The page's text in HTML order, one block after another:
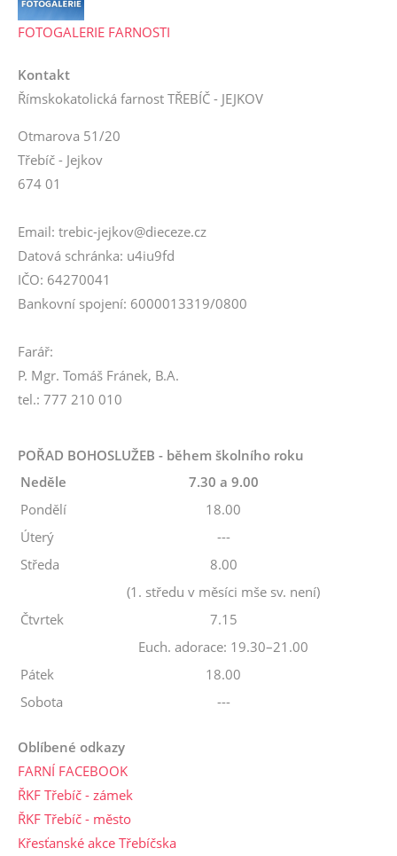
FOTOGALERIE FARNOSTI
Kontakt
Římskokatolická farnost TŘEBÍČ - JEJKOV
Otmarova 51/20
Třebíč - Jejkov
674 01
Email: trebic-jejkov@dieceze.cz
Datová schránka: u4iu9fd
IČO: 64270041
Bankovní spojení: 6000013319/0800
Farář:
P. Mgr. Tomáš Fránek, B.A.
tel.: 777 210 010
POŘAD BOHOSLUŽEB - během školního roku
Neděle
7.30 a 9.00
Pondělí
18.00
Úterý
---
Středa
8.00
(1. středu v měsíci mše sv. není)
Čtvrtek
7.15
Euch. adorace: 19.30–21.00
Pátek
18.00
Sobota
---
Oblíbené odkazy
FARNÍ FACEBOOK
ŘKF Třebíč - zámek
ŘKF Třebíč - město
Křesťanské akce Třebíčska